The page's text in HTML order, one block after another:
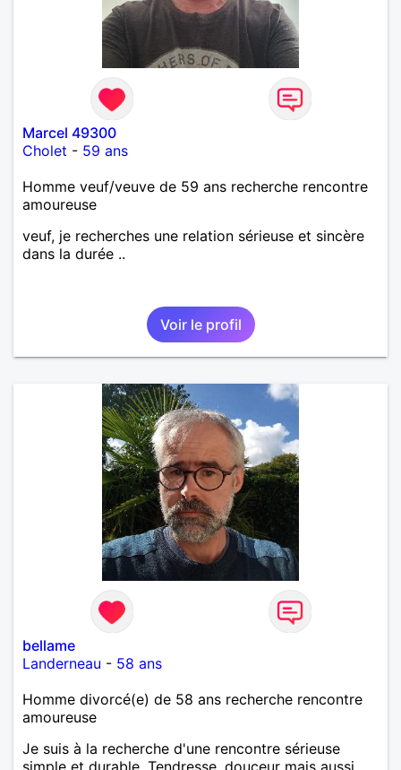
Marcel 49300
Cholet - 59 ans
Homme veuf/veuve de 59 ans recherche rencontre
amoureuse
veuf, je recherches une relation sérieuse et sincère
dans la durée ..
Voir le profil
bellame
Landerneau - 58 ans
Homme divorcé(e) de 58 ans recherche rencontre
amoureuse
Je suis à la recherche d'une rencontre sérieuse
simple et durable. Tendresse, douceur mais aussi